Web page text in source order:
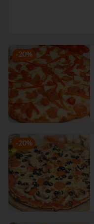
-20%
-20%